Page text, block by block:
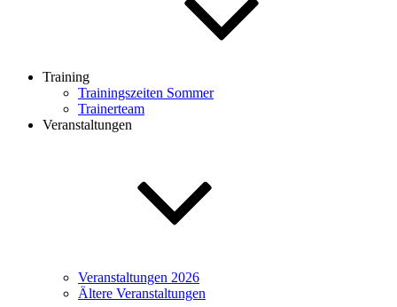
Training
Trainingszeiten Sommer
Trainerteam
Veranstaltungen
Veranstaltungen 2026
Ältere Veranstaltungen